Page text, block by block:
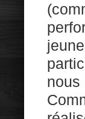
nous